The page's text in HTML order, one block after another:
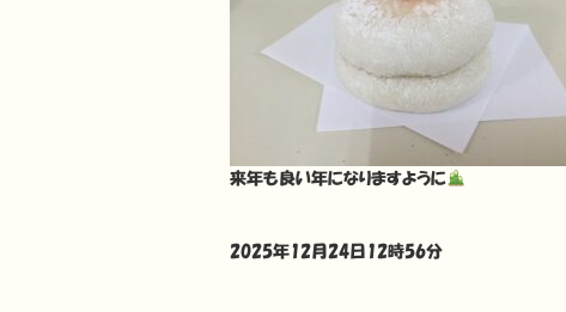
来年も良い年になりますように
2025年12月24日12時56分